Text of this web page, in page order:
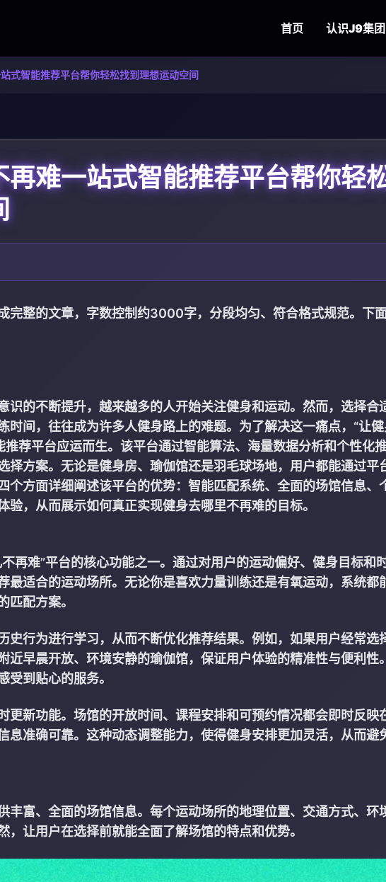
首页 认识J9集
式智能推荐平台帮你轻松找到理想运动空间
再难一站式智能推荐平台帮你轻
完整的文章，字数控制约3000字，分段均匀、符合格式规范。下
识的不断提升，越来越多的人开始关注健身和运动。然而，选择合
时间，往往成为许多人健身路上的难题。为了解决这一痛点，“让
推荐平台应运而生。该平台通过智能算法、海量数据分析和个性化
择方案。无论是健身房、瑜伽馆还是羽毛球场地，用户都能通过平
个方面详细阐述该平台的优势：智能匹配系统、全面的场馆信息、
验，从而展示如何真正实现健身去哪里不再难的目标。
再难”平台的核心功能之一。通过对用户的运动偏好、健身目标和
最适合的运动场所。无论你是喜欢力量训练还是有氧运动，系统都
匹配方案。
史行为进行学习，从而不断优化推荐结果。例如，如果用户经常选
近早晨开放、环境安静的瑜伽馆，保证用户体验的精准性与便利性
受到贴心的服务。
更新功能。场馆的开放时间、课程安排和可预约情况都会即时反映
息准确可靠。这种动态调整能力，使得健身安排更加灵活，从而避
丰富、全面的场馆信息。每个运动场所的地理位置、交通方式、环
，让用户在选择前就能全面了解场馆的特点和优势。